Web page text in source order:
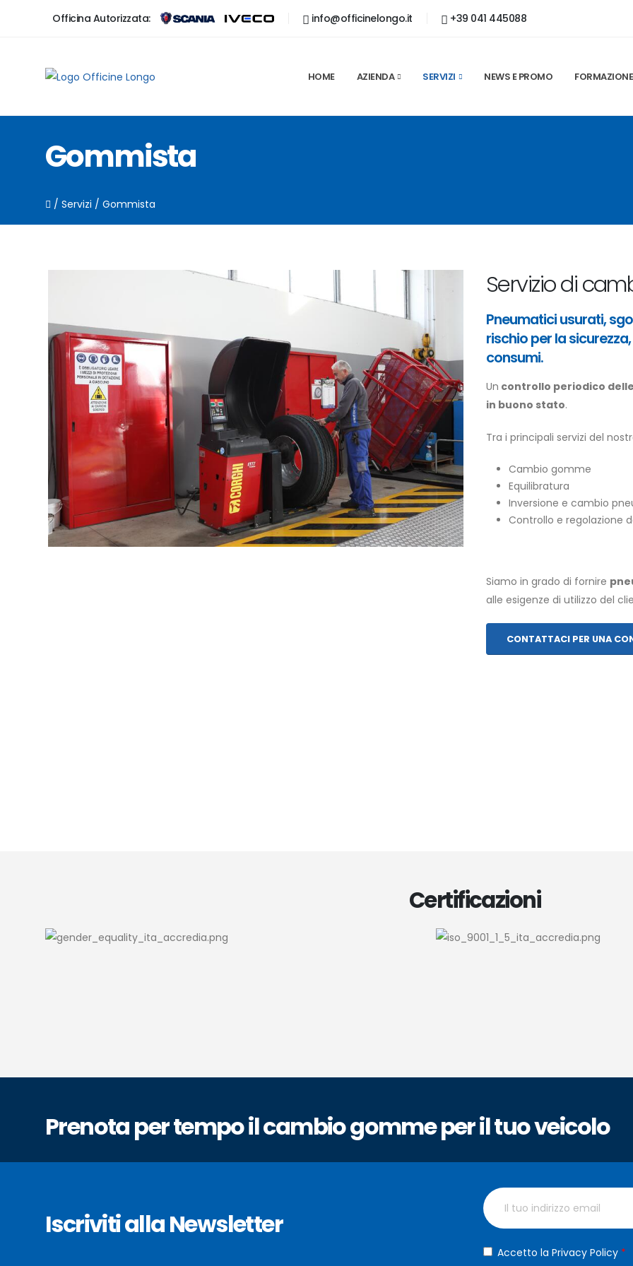
Officina Autorizzata: info@officinelongo.it +39 041 445088
HOME AZIENDA SERVIZI NEWS E PROMO FORMAZIONE
Gommista
/ Servizi / Gommista
Servizio di
Pneumatici usurati,
rischio per la
consumi.
Un controllo periodico
in buono stato.
Tra i principali servizi del
Cambio gomme
Equilibratura
Inversione e cambio
Controllo e regolazione
Siamo in grado di fornire
alle esigenze di utilizzo del
CONTATTACI PER UNA
Certificazioni
Prenota per tempo il cambio gomme per il tuo veicolo
Iscriviti alla Newsletter
Accetto la Privacy Policy